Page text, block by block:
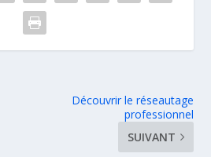
Découvrir le réseautage
professionnel
SUIVANT